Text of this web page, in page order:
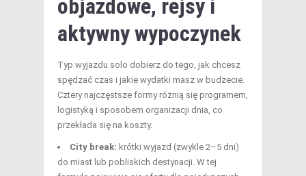
objazdowe, rejsy i
aktywny wypoczynek
Typ wyjazdu solo dobierz do tego, jak chcesz
spędzać czas i jakie wydatki masz w budżecie.
Cztery najczęstsze formy różnią się programem,
logistyką i sposobem organizacji dnia, co
przekłada się na koszty.
City break: krótki wyjazd (zwykle 2–5 dni)
do miast lub pobliskich destynacji. W tej